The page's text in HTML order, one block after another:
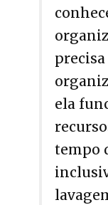
ela
tempo